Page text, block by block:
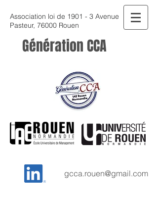
Association loi de 1901 - 3 Avenue
Pasteur, 76000 Rouen
Génération CCA
gcca.rouen@gmail.com